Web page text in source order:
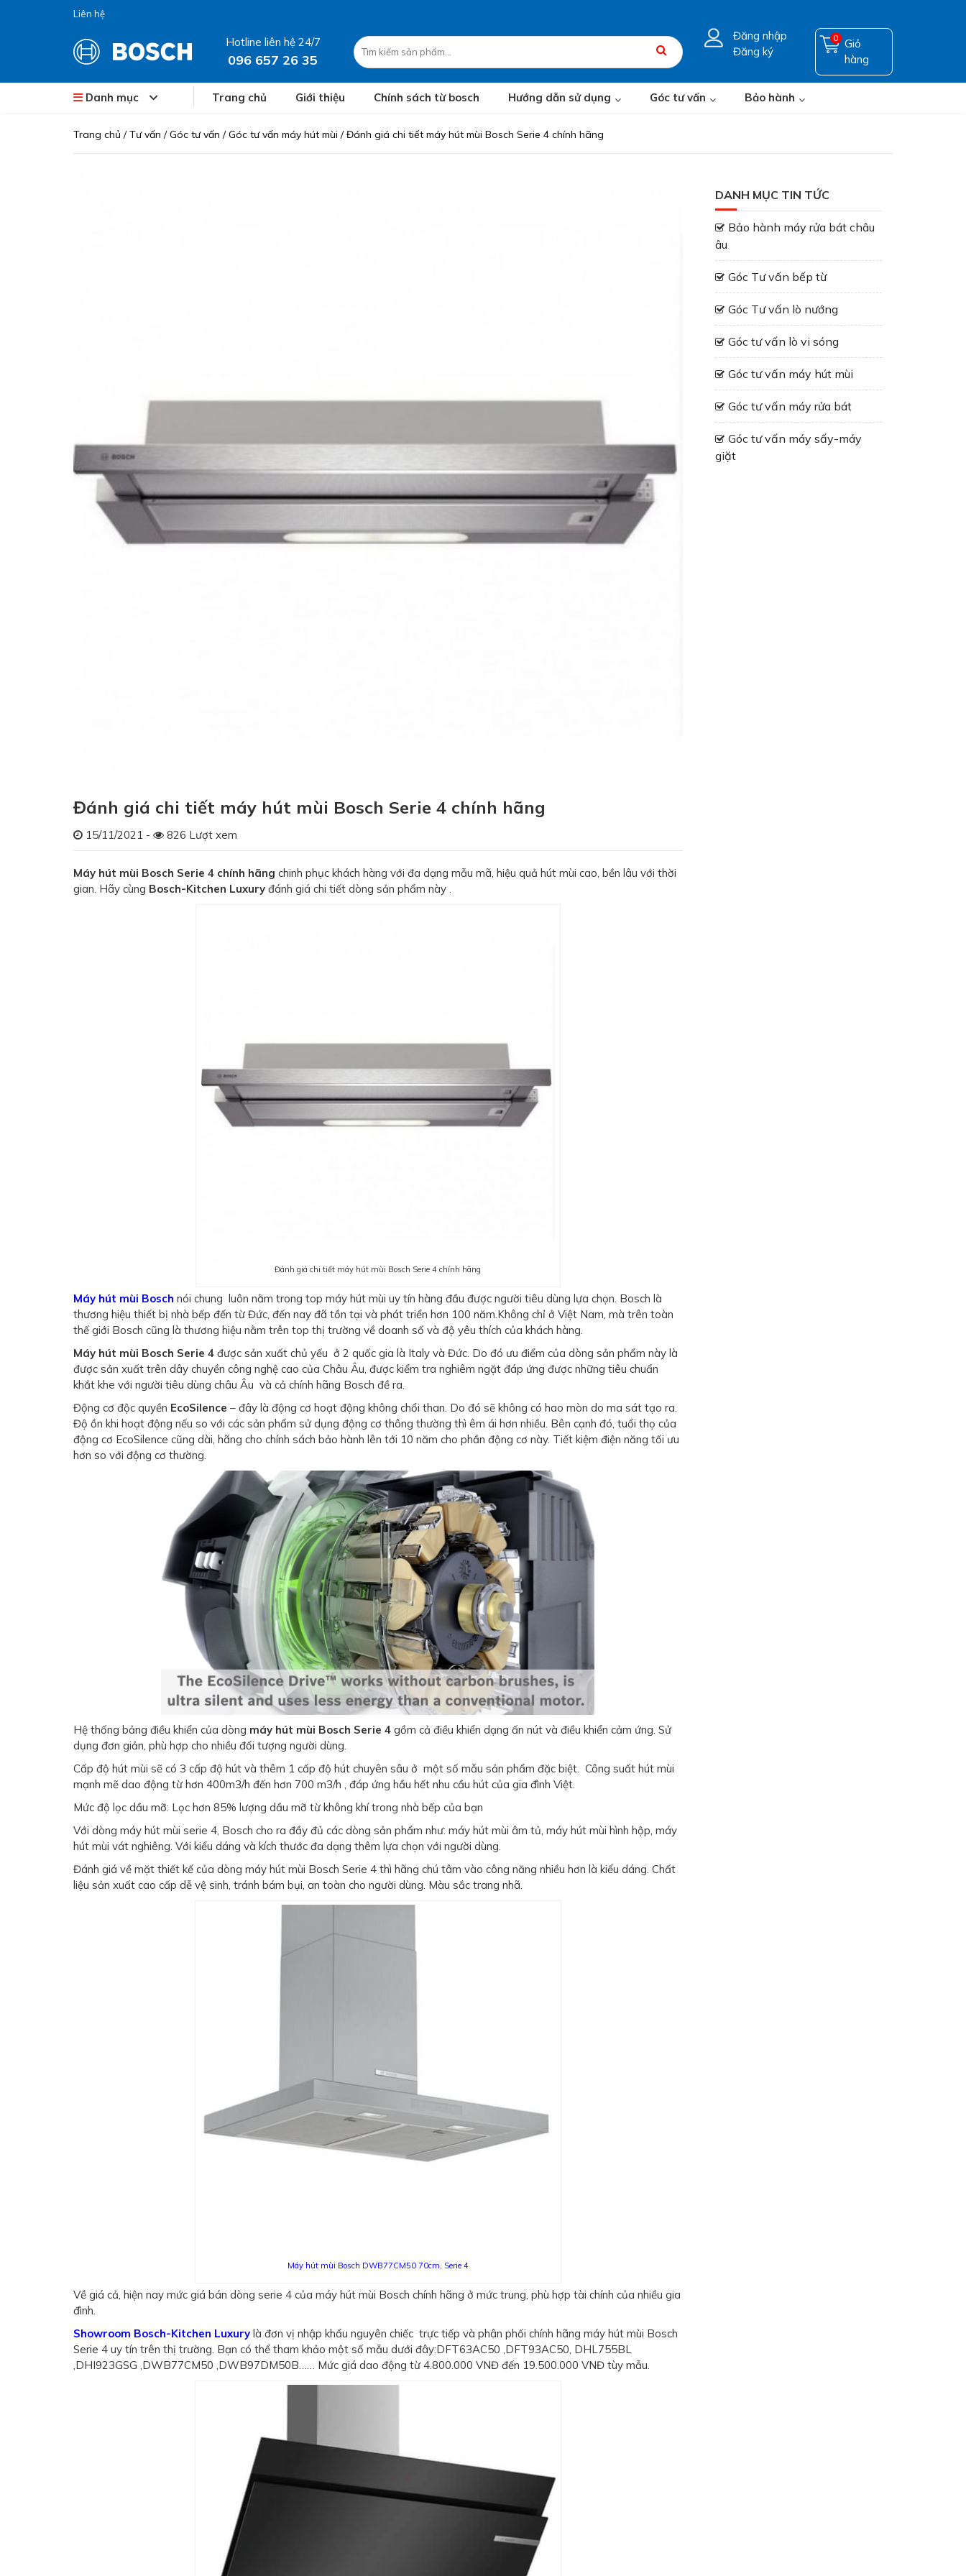
Liên hệ
Hotline liên hệ 24/7
096 657 26 35
Đăng nhập
Đăng ký
Giỏ
hàng
0
Danh mục Trang chủ Giới thiệu Chính sách từ bosch Hướng dẫn sử dụng Góc tư vấn Bảo hành
Trang chủ /Tư vấn /Góc tư vấn /Góc tư vấn máy hút mùi /Đánh giá chi tiết máy hút mùi Bosch Serie 4 chính hãng
Đánh giá chi tiết máy hút mùi Bosch Serie 4 chính hãng
15/11/2021 - 826 Lượt xem
Máy hút mùi Bosch Serie 4 chính hãng chinh phục khách hàng với đa dạng mẫu mã, hiệu quả hút mùi cao, bền lâu với thời
gian. Hãy cùng Bosch-Kitchen Luxury đánh giá chi tiết dòng sản phẩm này .
Đánh giá chi tiết máy hút mùi Bosch Serie 4 chính hãng
Máy hút mùi Bosch nói chung luôn nằm trong top máy hút mùi uy tín hàng đầu được người tiêu dùng lựa chọn. Bosch là
thương hiệu thiết bị nhà bếp đến từ Đức, đến nay đã tồn tại và phát triển hơn 100 năm.Không chỉ ở Việt Nam, mà trên toàn
thế giới Bosch cũng là thương hiệu nằm trên top thị trường về doanh số và độ yêu thích của khách hàng.
Máy hút mùi Bosch Serie 4 được sản xuất chủ yếu ở 2 quốc gia là Italy và Đức. Do đó ưu điểm của dòng sản phẩm này là
được sản xuất trên dây chuyền công nghệ cao của Châu Âu, được kiểm tra nghiêm ngặt đáp ứng được những tiêu chuẩn
khắt khe với người tiêu dùng châu Âu và cả chính hãng Bosch đề ra.
Động cơ độc quyền EcoSilence – đây là động cơ hoạt động không chổi than. Do đó sẽ không có hao mòn do ma sát tạo ra.
Độ ồn khi hoạt động nếu so với các sản phẩm sử dụng động cơ thông thường thì êm ái hơn nhiều. Bên cạnh đó, tuổi thọ của
động cơ EcoSilence cũng dài, hãng cho chính sách bảo hành lên tới 10 năm cho phần động cơ này. Tiết kiệm điện năng tối ưu
hơn so với động cơ thường.
Hệ thống bảng điều khiển của dòng máy hút mùi Bosch Serie 4 gồm cả điều khiển dạng ấn nút và điều khiển cảm ứng. Sử
dụng đơn giản, phù hợp cho nhiều đối tượng người dùng.
Cấp độ hút mùi sẽ có 3 cấp độ hút và thêm 1 cấp độ hút chuyên sâu ở một số mẫu sản phẩm đặc biệt. Công suất hút mùi
mạnh mẽ dao động từ hơn 400m3/h đến hơn 700 m3/h , đáp ứng hầu hết nhu cầu hút của gia đình Việt.
Mức độ lọc dầu mỡ: Lọc hơn 85% lượng dầu mỡ từ không khí trong nhà bếp của bạn
Với dòng máy hút mùi serie 4, Bosch cho ra đầy đủ các dòng sản phẩm như: máy hút mùi âm tủ, máy hút mùi hình hộp, máy
hút mùi vát nghiêng. Với kiểu dáng và kích thước đa dạng thêm lựa chọn với người dùng.
Đánh giá về mặt thiết kế của dòng máy hút mùi Bosch Serie 4 thì hãng chú tâm vào công năng nhiều hơn là kiểu dáng. Chất
liệu sản xuất cao cấp dễ vệ sinh, tránh bám bụi, an toàn cho người dùng. Màu sắc trang nhã.
Máy hút mùi Bosch DWB77CM50 70cm, Serie 4
Về giá cả, hiện nay mức giá bán dòng serie 4 của máy hút mùi Bosch chính hãng ở mức trung, phù hợp tài chính của nhiều gia
đình.
Showroom Bosch-Kitchen Luxury là đơn vị nhập khẩu nguyên chiếc trực tiếp và phân phối chính hãng máy hút mùi Bosch
Serie 4 uy tín trên thị trường. Bạn có thể tham khảo một số mẫu dưới đây:DFT63AC50 ,DFT93AC50, DHL755BL
,DHI923GSG ,DWB77CM50 ,DWB97DM50B…… Mức giá dao động từ 4.800.000 VNĐ đến 19.500.000 VNĐ tùy mẫu.
DANH MỤC TIN TỨC
Bảo hành máy rửa bát châu
âu
Góc Tư vấn bếp từ
Góc Tư vấn lò nướng
Góc tư vấn lò vi sóng
Góc tư vấn máy hút mùi
Góc tư vấn máy rửa bát
Góc tư vấn máy sấy-máy
giặt